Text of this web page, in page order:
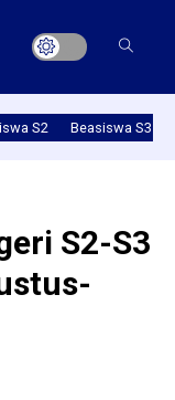
S2 Beasiswa S3
S2-S3